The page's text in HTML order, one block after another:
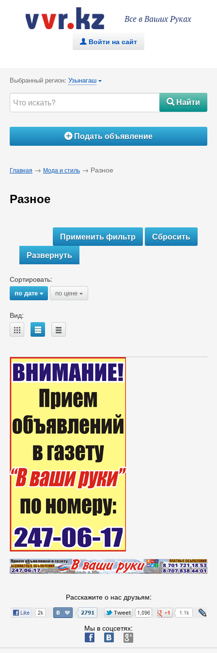
Все в Ваших Руках
. Войти на сайт
Выбранный регион: Узынагаш {
#Найти
ÁПодать объявление
Главная → Мода и стиль → Разное
Разное
Развернуть
Сортировать:
по дате{ по цене {
Вид:
A B C
Расскажите о нас друзьям:
Мы в соцсетях:
ä æ è